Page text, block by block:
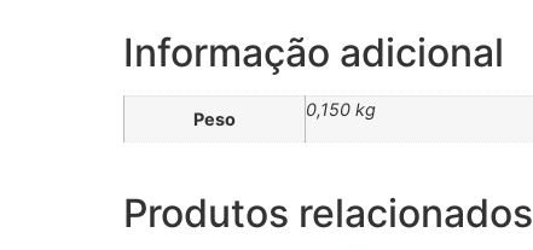
Informação adicional
Peso 0,150 kg
Produtos relacionados